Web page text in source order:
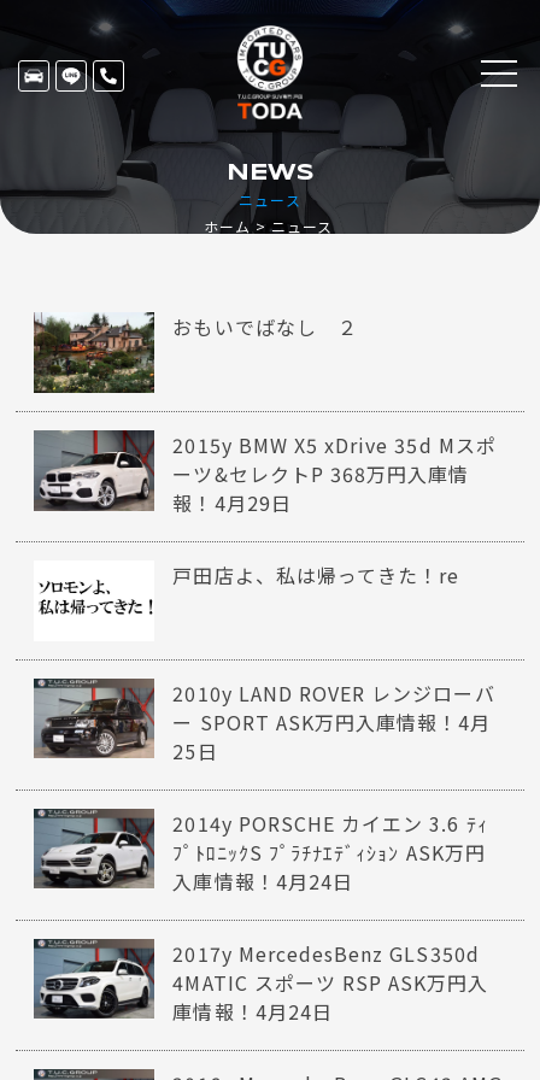
ニュース
NEWS
ホーム ニュース
おもいでばなし ２
2015y BMW X5 xDrive 35d Mスポ
ーツ&セレクトP 368万円入庫情
報！4月29日
戸田店よ、私は帰ってきた！re
2010y LAND ROVER レンジローバ
ー SPORT ASK万円入庫情報！4月
25日
2014y PORSCHE カイエン 3.6 ﾃｨ
ﾌﾟﾄﾛﾆｯｸS ﾌﾟﾗﾁﾅｴﾃﾞｨｼｮﾝ ASK万円
入庫情報！4月24日
2017y MercedesBenz GLS350d
4MATIC スポーツ RSP ASK万円入
庫情報！4月24日